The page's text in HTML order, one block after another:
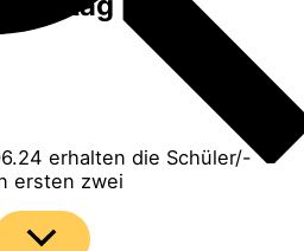
Menü
erhalten die Schüler/-
ersten zwei